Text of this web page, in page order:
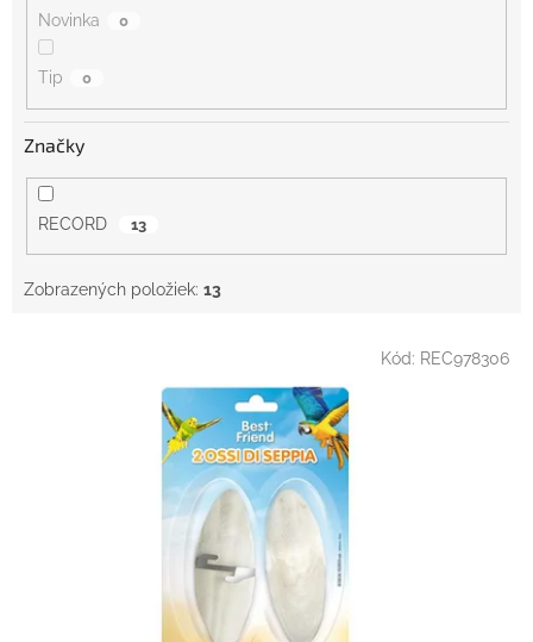
Novinka 0
Tip 0
Značky
RECORD 13
Zobrazených položiek: 13
Kód: REC978306